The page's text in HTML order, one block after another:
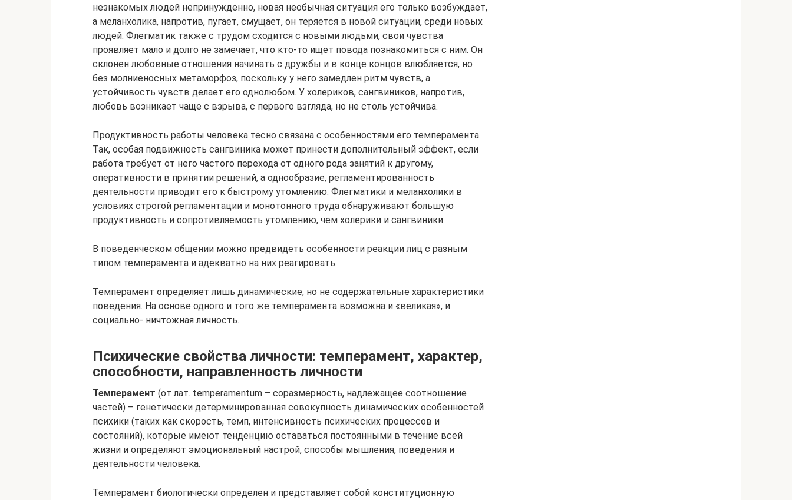
незнакомых людей непринужденно, новая необычная ситуация его только возбуждает,
а меланхолика, напротив, пугает, смущает, он теряется в новой ситуации, среди новых
людей. Флегматик также с трудом сходится с новыми людьми, свои чувства
проявляет мало и долго не замечает, что кто-то ищет повода познакомиться с ним. Он
склонен любовные отношения начинать с дружбы и в конце концов влюбляется, но
без молниеносных метаморфоз, поскольку у него замедлен ритм чувств, а
устойчивость чувств делает его однолюбом. У холериков, сангвиников, напротив,
любовь возникает чаще с взрыва, с первого взгляда, но не столь устойчива.
Продуктивность работы человека тесно связана с особенностями его темперамента.
Так, особая подвижность сангвиника может принести дополнительный эффект, если
работа требует от него частого перехода от одного рода занятий к другому,
оперативности в принятии решений, а однообразие, регламентированность
деятельности приводит его к быстрому утомлению. Флегматики и меланхолики в
условиях строгой регламентации и монотонного труда обнаруживают большую
продуктивность и сопротивляемость утомлению, чем холерики и сангвиники.
В поведенческом общении можно предвидеть особенности реакции лиц с разным
типом темперамента и адекватно на них реагировать.
Темперамент определяет лишь динамические, но не содержательные характеристики
поведения. На основе одного и того же темперамента возможна и «великая», и
социально- ничтожная личность.
Психические свойства личности: темперамент, характер,
способности, направленность личности
Темперамент (от лат. temperamentum – соразмерность, надлежащее соотношение
частей) – генетически детерминированная совокупность динамических особенностей
психики (таких как скорость, темп, интенсивность психических процессов и
состояний), которые имеют тенденцию оставаться постоянными в течение всей
жизни и определяют эмоциональный настрой, способы мышления, поведения и
деятельности человека.
Темперамент биологически определен и представляет собой конституционную